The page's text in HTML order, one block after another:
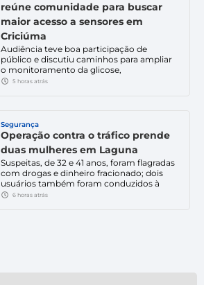
reúne comunidade para buscar
maior acesso a sensores em
Criciúma
Audiência teve boa participação de
público e discutiu caminhos para ampliar
o monitoramento da glicose,
especialmente entre crianças,
familiares, profissionais da saúde e a
comunidade na noite desta quinta-feira
(6), em Criciúma. Com boa presença de
público, uma audiência […]
5 horas atrás
Segurança
Operação contra o tráfico prende
duas mulheres em Laguna
Suspeitas, de 32 e 41 anos, foram flagradas
com drogas e dinheiro fracionado; dois
usuários também foram conduzidos à
delegacia. Uma operação da Polícia Civil
6 horas atrás